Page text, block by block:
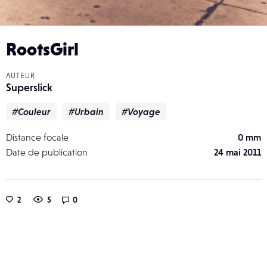
RootsGirl
AUTEUR
Superslick
#Couleur #Urbain #Voyage
Distance focale
0 mm
Date de publication
24 mai 2011
2 5 0